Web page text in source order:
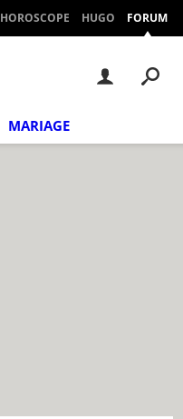
HOROSCOPE HUGO FORUM
MARIAGE